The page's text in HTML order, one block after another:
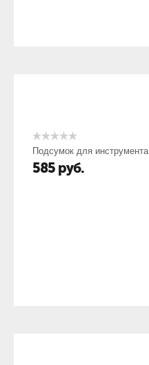
Подсумок для инструмента
585 руб.